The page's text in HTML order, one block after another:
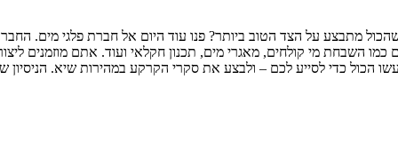
השבחת מי קולחים, מאגרי מים, תכנון חקלאי ועוד. אתם מוזמנים
הכול כדי לסייע לכם – ולבצע את סקרי הקרקע במהירות שיא.